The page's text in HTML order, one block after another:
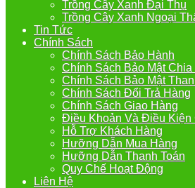
Trồng Cây Xanh Đại Thụ
Trồng Cây Xanh Ngoại
Tin Tức
Chính Sách
Chính Sách Bảo Hành
Chính Sách Bảo Mật Chia
Chính Sách Bảo Mật
Chính Sách Đổi Trả Hàng
Chính Sách Giao Hàng
Điều Khoản Và Điều Kiện
Hỗ Trợ Khách Hàng
Hưỡng Dẫn Mua Hàng
Hưỡng Dẫn Thanh Toán
Quy Chế Hoạt Động
Liên Hệ